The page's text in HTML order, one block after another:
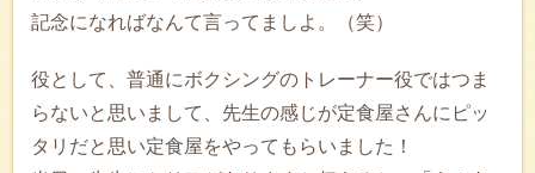
記念になればなんて言ってましよ。（笑）
役として、普通にボクシングのトレーナー役ではつま
らないと思いまして、先生の感じが定食屋さんにピッ
タリだと思い定食屋をやってもらいました！